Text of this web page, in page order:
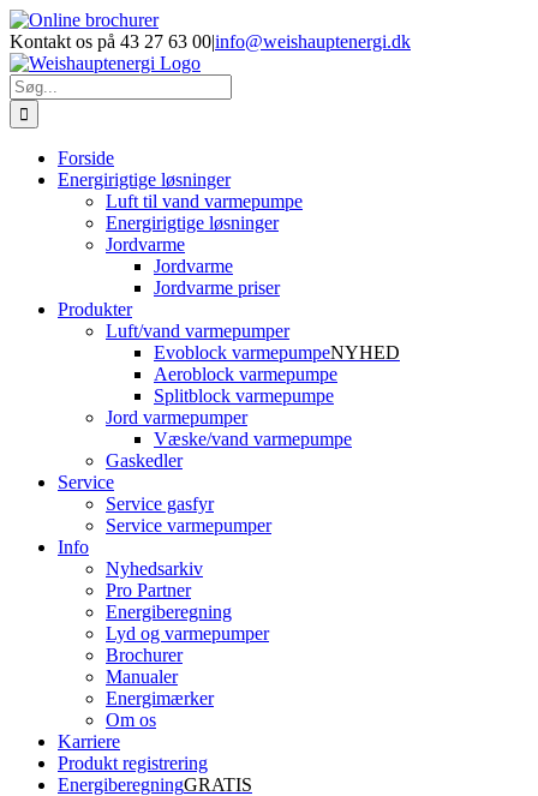
Skip
to
content
Facebook
LinkedIn
YouTube
Online
brochurer
E-
mail
Phone
Kontakt os på 43 27 63 00|info@weishauptenergi.dk
Søg
efter:
Forside
Energirigtige løsninger
Luft til vand varmepumpe
Energirigtige løsninger
Jordvarme
Jordvarme
Jordvarme priser
Produkter
Luft/vand varmepumper
Evoblock varmepumpeNYHED
Aeroblock varmepumpe
Splitblock varmepumpe
Jord varmepumper
Væske/vand varmepumpe
Gaskedler
Service
Service gasfyr
Service varmepumper
Info
Nyhedsarkiv
Pro Partner
Energiberegning
Lyd og varmepumper
Brochurer
Manualer
Energimærker
Om os
Karriere
Produkt registrering
EnergiberegningGRATIS